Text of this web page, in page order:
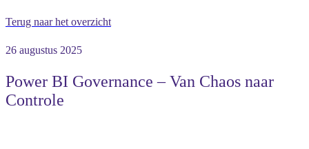
Terug naar het overzicht
26 augustus 2025
Power BI Governance – Van Chaos naar
Controle